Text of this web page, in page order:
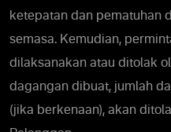
ketepatan dan pematuhan
semasa. Kemudian,
dilaksanakan atau ditolak
dagangan dibuat, jumlah
(jika berkenaan), akan